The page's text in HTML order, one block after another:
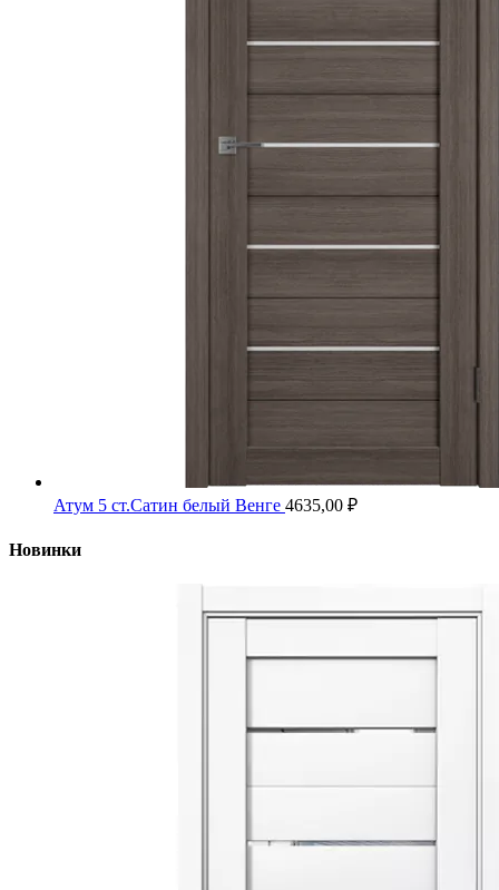
Атум 5 ст.Сатин белый Венге 4635,00 ₽
Новинки